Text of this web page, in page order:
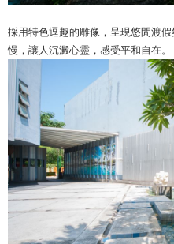
採用特色逗趣的雕像，呈現悠閒渡
慢，讓人沉澱心靈，感受平和自在。